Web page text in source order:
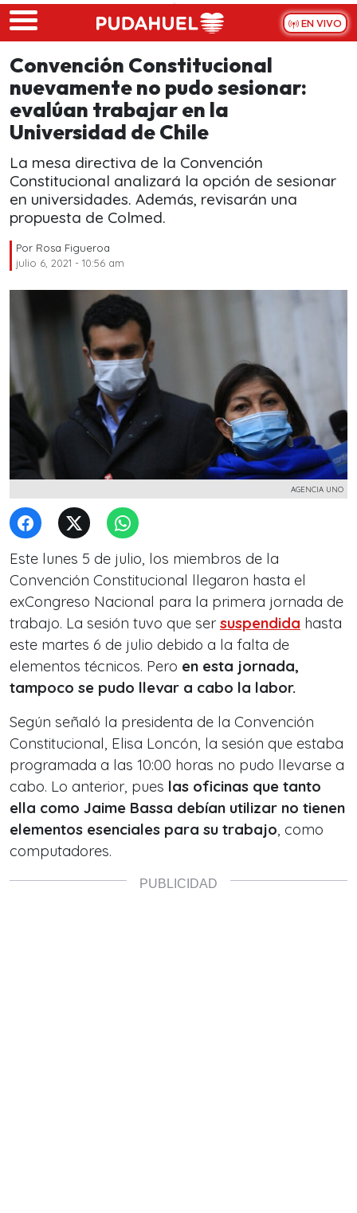
Skip to main content
EN VIVO
Convención Constitucional
nuevamente no pudo sesionar:
evalúan trabajar en la
Universidad de Chile
La mesa directiva de la Convención
Constitucional analizará la opción de sesionar
en universidades. Además, revisarán una
propuesta de Colmed.
Por Rosa Figueroa
julio 6, 2021 - 10:56 am
AGENCIA UNO
Este lunes 5 de julio, los miembros de la
Convención Constitucional llegaron hasta el
exCongreso Nacional para la primera jornada de
trabajo. La sesión tuvo que ser suspendida hasta
este martes 6 de julio debido a la falta de
elementos técnicos. Pero en esta jornada,
tampoco se pudo llevar a cabo la labor.
Según señaló la presidenta de la Convención
Constitucional, Elisa Loncón, la sesión que estaba
programada a las 10:00 horas no pudo llevarse a
cabo. Lo anterior, pues las oficinas que tanto
ella como Jaime Bassa debían utilizar no tienen
elementos esenciales para su trabajo, como
computadores.